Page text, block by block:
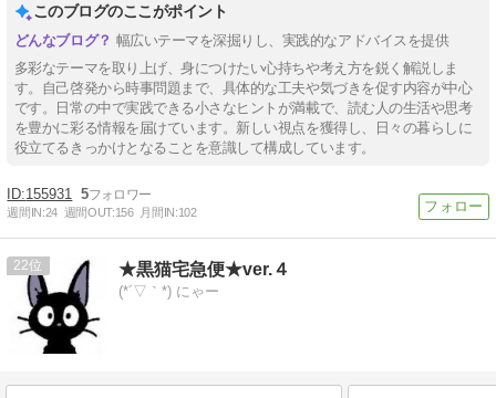
このブログのここがポイント
幅広いテーマを深掘りし、実践的なアドバイスを提供
多彩なテーマを取り上げ、身につけたい心持ちや考え方を鋭く解説しま
す。自己啓発から時事問題まで、具体的な工夫や気づきを促す内容が中心
です。日常の中で実践できる小さなヒントが満載で、読む人の生活や思考
を豊かに彩る情報を届けています。新しい視点を獲得し、日々の暮らしに
役立てるきっかけとなることを意識して構成しています。
155931 5
週間IN:24 週間OUT:156 月間IN:102
22 ★黒猫宅急便★ver.４
(*´▽｀*) にゃー